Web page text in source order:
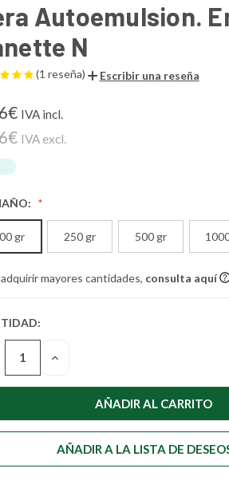
Autoemulsion.
N
(1 reseña) Escribir una reseña
IVA incl.
IVA excl.
gr 250 gr 500 gr
adquirir mayores cantidades, consulta aquí
DE
AUMENTAR
DE
UNDEFINED
AÑADIR A LA LISTA DE